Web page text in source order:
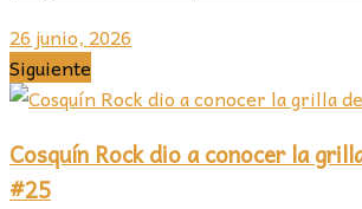
26 junio, 2026
Siguiente
Cosquín Rock dio a conocer la
#25